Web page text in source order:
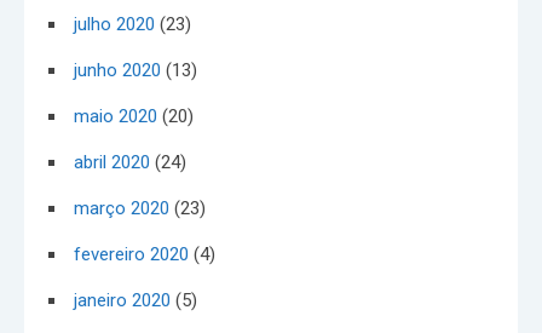
julho 2020 (23)
junho 2020 (13)
maio 2020 (20)
abril 2020 (24)
março 2020 (23)
fevereiro 2020 (4)
janeiro 2020 (5)